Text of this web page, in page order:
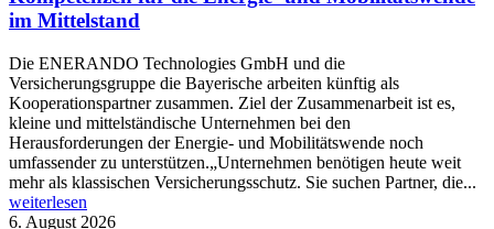
im Mittelstand
Die ENERANDO Technologies GmbH und die
Versicherungsgruppe die Bayerische arbeiten künftig als
Kooperationspartner zusammen. Ziel der Zusammenarbeit ist es,
kleine und mittelständische Unternehmen bei den
Herausforderungen der Energie- und Mobilitätswende noch
umfassender zu unterstützen.„Unternehmen benötigen heute weit
mehr als klassischen Versicherungsschutz. Sie suchen Partner, die...
weiterlesen
6. August 2026